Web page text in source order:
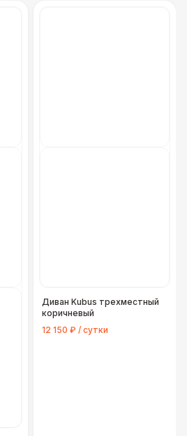
Диван Kubus трехместный
коричневый
12 150 ₽ / сутки